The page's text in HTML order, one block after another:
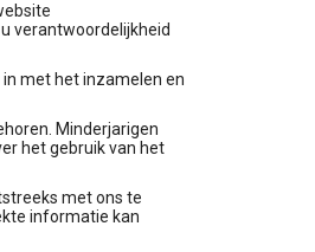
verantwoordelijkheid
met het inzamelen en
Minderjarigen
het gebruik van het
met ons te
informatie kan